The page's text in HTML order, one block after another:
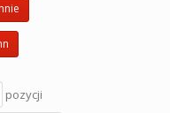
pozycji